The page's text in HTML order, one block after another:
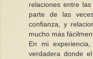
relaciones entre
parte de las
confianza, y
mucho más
En mi
verdadera donde